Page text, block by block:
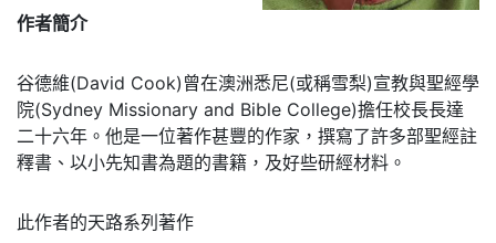
作者簡介
谷德維(David Cook)曾在澳洲悉尼(或稱雪梨)宣教與聖經學
院(Sydney Missionary and Bible College)擔任校長長達
二十六年。他是一位著作甚豐的作家，撰寫了許多部聖經註
釋書、以小先知書為題的書籍，及好些研經材料。
此作者的天路系列著作